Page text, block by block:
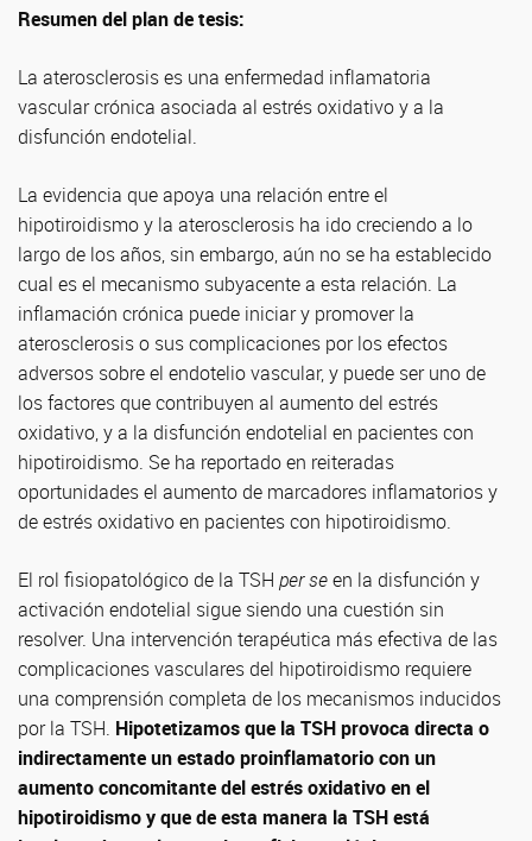
Resumen del plan de tesis:
La aterosclerosis es una enfermedad inflamatoria
vascular crónica asociada al estrés oxidativo y a la
disfunción endotelial.
La evidencia que apoya una relación entre el
hipotiroidismo y la aterosclerosis ha ido creciendo a lo
largo de los años, sin embargo, aún no se ha establecido
cual es el mecanismo subyacente a esta relación. La
inflamación crónica puede iniciar y promover la
aterosclerosis o sus complicaciones por los efectos
adversos sobre el endotelio vascular, y puede ser uno de
los factores que contribuyen al aumento del estrés
oxidativo, y a la disfunción endotelial en pacientes con
hipotiroidismo. Se ha reportado en reiteradas
oportunidades el aumento de marcadores inflamatorios y
de estrés oxidativo en pacientes con hipotiroidismo.
El rol fisiopatológico de la TSH per seen la disfunción y
activación endotelial sigue siendo una cuestión sin
resolver. Una intervención terapéutica más efectiva de las
complicaciones vasculares del hipotiroidismo requiere
una comprensión completa de los mecanismos inducidos
por la TSH. Hipotetizamos que la TSH provoca directa o
indirectamente un estado proinflamatorio con un
aumento concomitante del estrés oxidativo en el
hipotiroidismo y que de esta manera la TSH está